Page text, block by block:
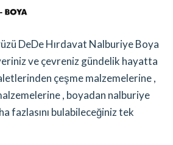
DeDe Hırdavat Nalburiye Boya
ve çevreniz gündelik hayatta
çeşme malzemelerine ,
, boyadan nalburiye
fazlasını bulabileceğiniz tek